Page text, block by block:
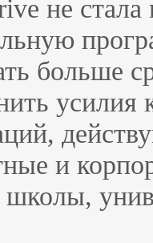
не стала
больше
усилия
и